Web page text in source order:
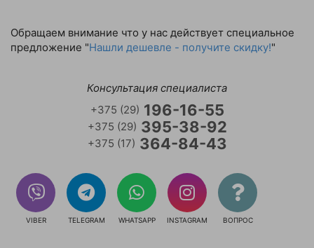
Обращаем внимание что у нас действует специальное
предложение "Нашли дешевле - получите скидку!"
Консультация специалиста
+375 (29) 196-16-55
+375 (29) 395-38-92
+375 (17) 364-84-43
VIBER TELEGRAM WHATSAPP INSTAGRAM ВОПРОС